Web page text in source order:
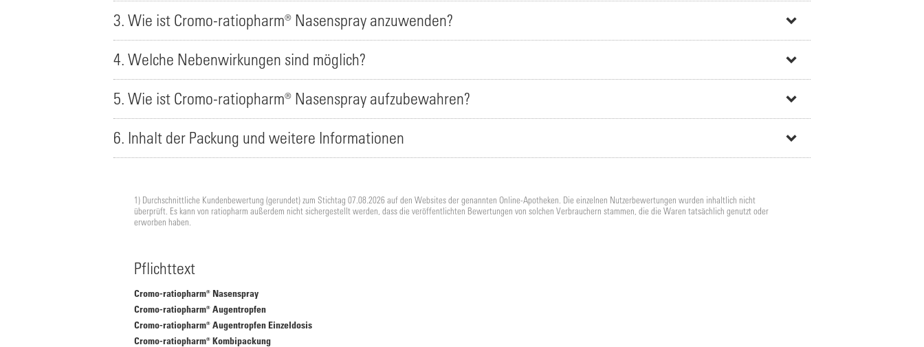
3. Wie ist Cromo-ratiopharm® Nasenspray anzuwenden?
4. Welche Nebenwirkungen sind möglich?
5. Wie ist Cromo-ratiopharm® Nasenspray aufzubewahren?
6. Inhalt der Packung und weitere Informationen
1) Durchschnittliche Kundenbewertung (gerundet) zum Stichtag 07.08.2026 auf den Websites der genannten Online-Apotheken. Die einzelnen Nutzerbewertungen wurden inhaltlich nicht
überprüft. Es kann von ratiopharm außerdem nicht sichergestellt werden, dass die veröffentlichten Bewertungen von solchen Verbrauchern stammen, die die Waren tatsächlich genutzt oder
erworben haben.
Pflichttext
Cromo-ratiopharm® Nasenspray
Cromo-ratiopharm® Augentropfen
Cromo-ratiopharm® Augentropfen Einzeldosis
Cromo-ratiopharm® Kombipackung